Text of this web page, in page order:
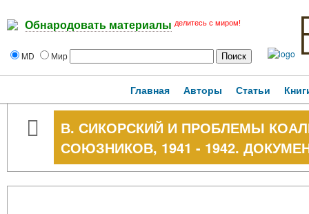
Обнародовать материалы делитесь с миром!
MD Мир
Главная Авторы Статьи
В. СИКОРСКИЙ И ПРОБЛЕМЫ
СОЮЗНИКОВ, 1941 - 1942.